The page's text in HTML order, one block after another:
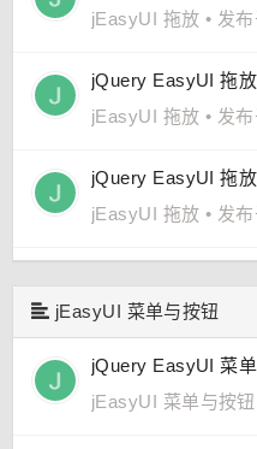
jEasyUI 拖放 • 发
jQuery EasyUI 拖
jEasyUI 拖放 • 发
jQuery EasyUI 拖
jEasyUI 拖放 • 发
jEasyUI 菜单与按钮
jQuery EasyUI 菜
jEasyUI 菜单与按钮